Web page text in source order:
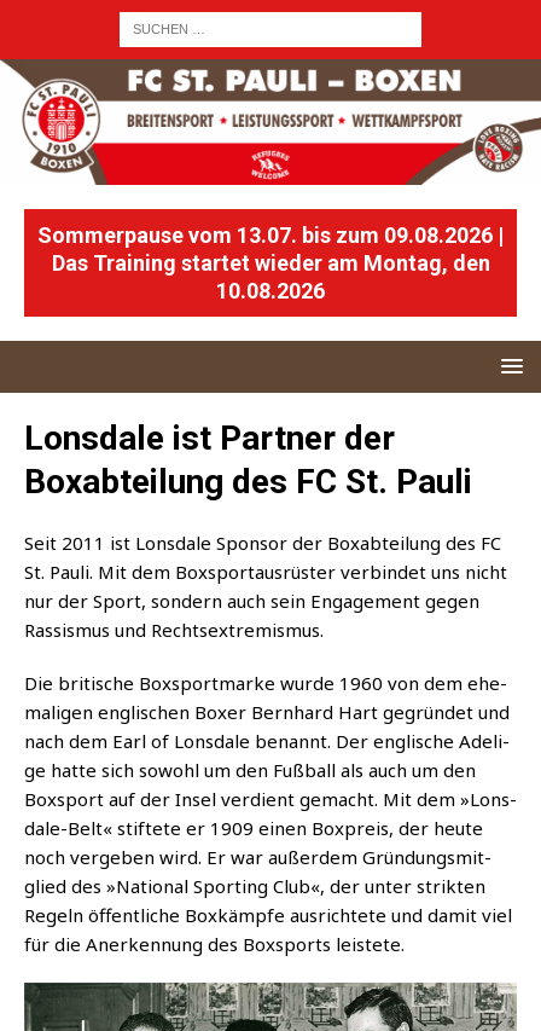
Sommerpause vom 13.07. bis zum 09.08.2026 |
Das Training startet wieder am Montag, den
10.08.2026
Lonsdale ist Partner der
Boxabteilung des FC St. Pauli
Seit 2011 ist Lons­da­le Spon­sor der Box­ab­tei­lung des FC
St. Pau­li. Mit dem Box­sport­aus­rüs­ter ver­bin­det uns nicht
nur der Sport, son­dern auch sein Enga­ge­ment gegen
Ras­sis­mus und Rechtsextremismus.
Die bri­ti­sche Box­sport­mar­ke wur­de 1960 von dem ehe­
ma­li­gen eng­li­schen Boxer Bern­hard Hart gegrün­det und
nach dem Earl of Lons­da­le benannt. Der eng­li­sche Ade­li­
ge hat­te sich sowohl um den Fuß­ball als auch um den
Box­sport auf der Insel ver­dient gemacht. Mit dem »Lons­
da­le-Belt« stif­te­te er 1909 einen Box­preis, der heu­te
noch ver­ge­ben wird. Er war außer­dem Grün­dungs­mit­
glied des »Natio­nal Sport­ing Club«, der unter strik­ten
Regeln öffent­li­che Box­kämp­fe aus­rich­te­te und damit viel
für die Aner­ken­nung des Box­sports leistete.